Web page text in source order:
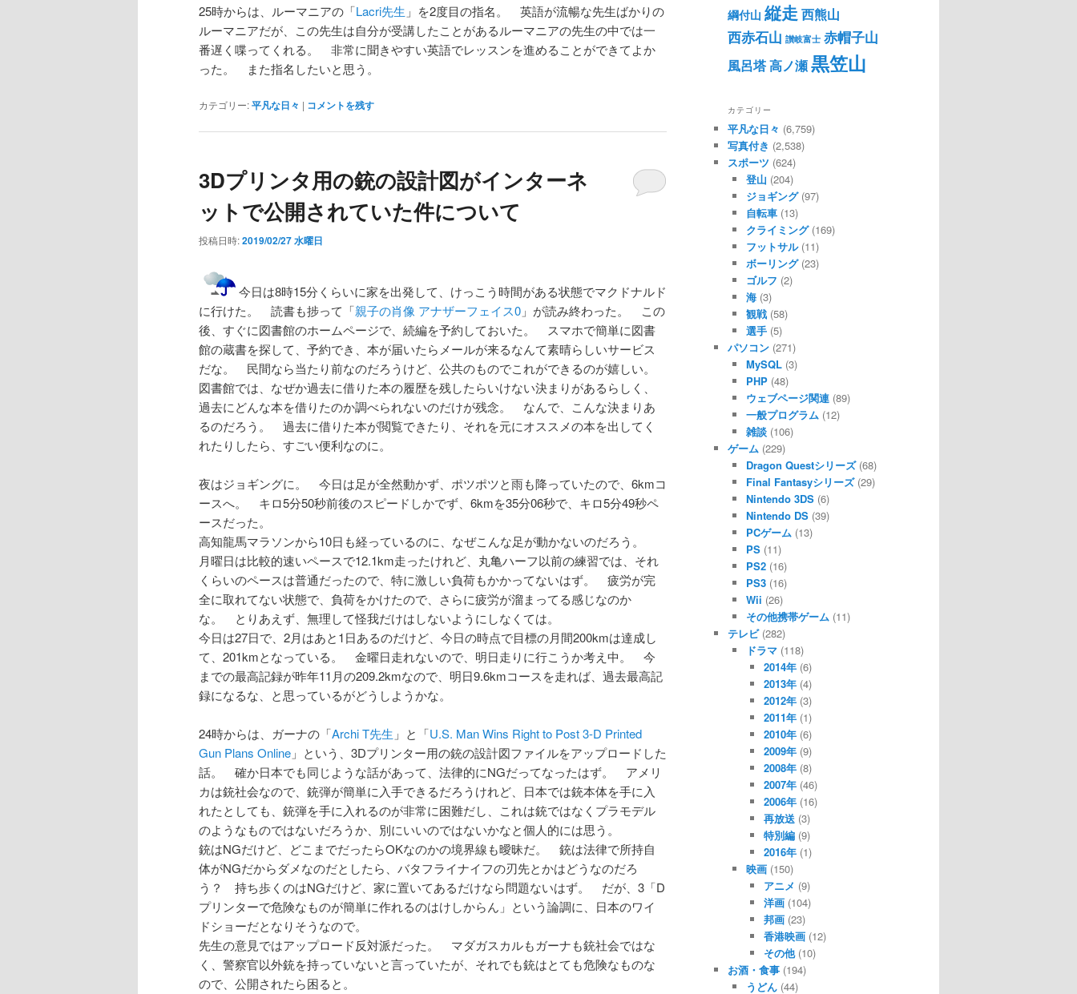
25時からは、ルーマニアの「Lacri先生 」を2度目の指名。 英語が流暢な先生ばかりの
ルーマニアだが、この先生は自分が受講したことがあるルーマニアの先生の中では一
番遅く喋ってくれる。 非常に聞きやすい英語でレッスンを進めることができてよか
った。 また指名したいと思う。
カテゴリー:平凡な日々 | コメントを残す
3Dプリンタ用の銃の設計図がインターネ
ットで公開されていた件について
投稿日時:2019/02/27 水曜日
今日は8時15分くらいに家を出発して、けっこう時間がある状態でマクドナルド
に行けた。 読書も捗って「親子の肖像 アナザーフェイス0 」が読み終わった。 この
後、すぐに図書館のホームページで、続編を予約しておいた。 スマホで簡単に図書
館の蔵書を探して、予約でき、本が届いたらメールが来るなんて素晴らしいサービス
だな。 民間なら当たり前なのだろうけど、公共のものでこれができるのが嬉しい。
図書館では、なぜか過去に借りた本の履歴を残したらいけない決まりがあるらしく、
過去にどんな本を借りたのか調べられないのだけが残念。 なんで、こんな決まりあ
るのだろう。 過去に借りた本が閲覧できたり、それを元にオススメの本を出してく
れたりしたら、すごい便利なのに。
夜はジョギングに。 今日は足が全然動かず、ポツポツと雨も降っていたので、6kmコ
ースへ。 キロ5分50秒前後のスピードしかでず、6kmを35分06秒で、キロ5分49秒ペ
ースだった。
高知龍馬マラソンから10日も経っているのに、なぜこんな足が動かないのだろう。
月曜日は比較的速いペースで12.1km走ったけれど、丸亀ハーフ以前の練習では、それ
くらいのペースは普通だったので、特に激しい負荷もかかってないはず。 疲労が完
全に取れてない状態で、負荷をかけたので、さらに疲労が溜まってる感じなのか
な。 とりあえず、無理して怪我だけはしないようにしなくては。
今日は27日で、2月はあと1日あるのだけど、今日の時点で目標の月間200kmは達成し
て、201kmとなっている。 金曜日走れないので、明日走りに行こうか考え中。 今
までの最高記録が昨年11月の209.2kmなので、明日9.6kmコースを走れば、過去最高記
録になるな、と思っているがどうしようかな。
24時からは、ガーナの「Archi T先生 」と「U.S. Man Wins Right to Post 3-D Printed
Gun Plans Online 」という、3Dプリンター用の銃の設計図ファイルをアップロードした
話。 確か日本でも同じような話があって、法律的にNGだってなったはず。 アメリ
カは銃社会なので、銃弾が簡単に入手できるだろうけれど、日本では銃本体を手に入
れたとしても、銃弾を手に入れるのが非常に困難だし、これは銃ではなくプラモデル
のようなものではないだろうか、別にいいのではないかなと個人的には思う。
銃はNGだけど、どこまでだったらOKなのかの境界線も曖昧だ。 銃は法律で所持自
体がNGだからダメなのだとしたら、バタフライナイフの刃先とかはどうなのだろ
う？ 持ち歩くのはNGだけど、家に置いてあるだけなら問題ないはず。 だが、3「D
プリンターで危険なものが簡単に作れるのはけしからん」という論調に、日本のワイ
ドショーだとなりそうなので。
先生の意見ではアップロード反対派だった。 マダガスカルもガーナも銃社会ではな
く、警察官以外銃を持っていないと言っていたが、それでも銃はとても危険なものな
ので、公開されたら困ると。
綱付山 縦走西熊山
西赤石山 讃岐富士 赤帽子山
風呂塔高ノ瀬黒笠山
カテゴリー
平凡な日々 (6,759)
写真付き (2,538)
スポーツ (624)
登山 (204)
ジョギング(97)
自転車(13)
クライミング(169)
フットサル(11)
ボーリング(23)
ゴルフ (2)
海(3)
観戦(58)
選手(5)
パソコン (271)
MySQL(3)
PHP(48)
ウェブページ関連(89)
一般プログラム (12)
雑談(106)
ゲーム (229)
Dragon Questシリーズ(68)
Final Fantasyシリーズ(29)
Nintendo 3DS(6)
Nintendo DS(39)
PCゲーム (13)
PS(11)
PS2(16)
PS3(16)
Wii (26)
その他携帯ゲーム (11)
テレビ(282)
ドラマ(118)
2014年 (6)
2013年 (4)
2012年 (3)
2011年 (1)
2010年 (6)
2009年 (9)
2008年 (8)
2007年 (46)
2006年 (16)
再放送 (3)
特別編 (9)
2016年 (1)
映画(150)
アニメ (9)
洋画 (104)
邦画 (23)
香港映画 (12)
その他(10)
お酒・食事 (194)
うどん(44)